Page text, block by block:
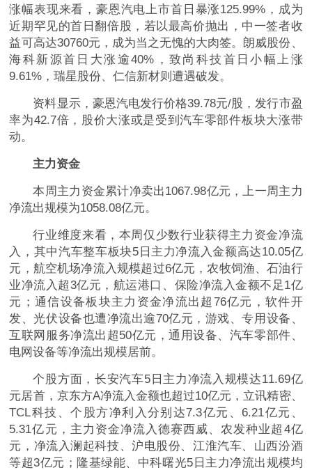
涨幅表现来看，豪恩汽电上市首日暴涨125.99%，成为
近期罕见的首日翻倍股，若以最高价抛出，中一签者收
益可高达30760元，成为当之无愧的大肉签。朗威股份、
海科新源首日大涨逾40%，致尚科技首日小幅上涨
9.61%，瑞星股份、仁信新材则遭遇破发。
资料显示，豪恩汽电发行价格39.78元/股，发行市盈
率为42.7倍，股价大涨或是受到汽车零部件板块大涨带
动。
主力资金
本周主力资金累计净卖出1067.98亿元，上一周主力
净流出规模为1058.08亿元。
行业维度来看，本周仅少数行业获得主力资金净流
入，其中汽车整车板块5日主力净流入金额高达10.05亿
元，航空机场净流入规模超过6亿元，农牧饲渔、石油行
业净流入超3亿元，航运港口、保险净流入金额不足1亿
元；通信设备板块主力资金净流出超76亿元，软件开
发、光伏设备也遭净流出逾70亿元，游戏、专用设备、
互联网服务净流出超50亿元，通用设备、汽车零部件、
电网设备等净流出规模居前。
个股方面，长安汽车5日主力净流入规模达11.69亿
元居首，京东方A净流入金额也超过10亿元，立讯精密、
TCL科技、个股方净利入分别达7.3亿元、6.21亿元、
5.31亿元，主力资金净流入德赛西威、农发种业超4亿
元，净流入澜起科技、沪电股份、江淮汽车、山西汾酒
等超3亿元；隆基绿能、中科曙光5日主力净流出规模均